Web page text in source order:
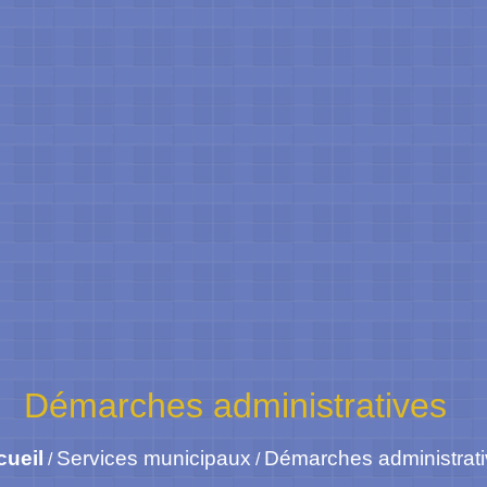
Démarches administratives
/ Services municipaux / Démarches